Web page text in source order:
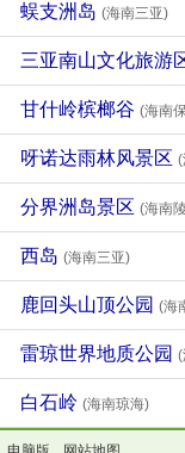
蜈支洲岛 (海南三亚)
三亚南山文化旅游
甘什岭槟榔谷 (海南
呀诺达雨林风景区 (
分界洲岛景区 (海南
西岛 (海南三亚)
鹿回头山顶公园 (海
雷琼世界地质公园 (
白石岭 (海南琼海)